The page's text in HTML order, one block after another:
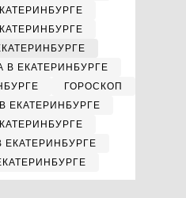
В ЕКАТЕРИНБУРГЕ
ГОРОСКОП
ЕКАТЕРИНБУРГЕ